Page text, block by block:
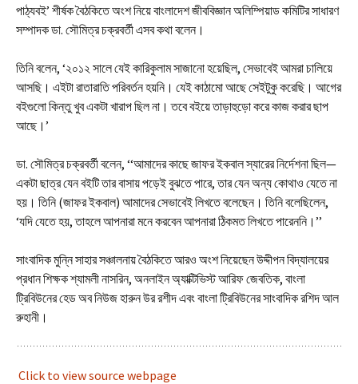
পাঠ্যবই’ শীর্ষক বৈঠকিতে অংশ নিয়ে বাংলাদেশ জীববিজ্ঞান অলিম্পিয়াড কমিটির সাধারণ
সম্পাদক ডা. সৌমিত্র চক্রবর্তী এসব কথা বলেন।
তিনি বলেন, ‘২০১২ সালে যেই কারিকুলাম সাজানো হয়েছিল, সেভাবেই আমরা চালিয়ে
আসছি। এইটা রাতারাতি পরিবর্তন হয়নি। যেই কাঠামো আছে সেইটুকু করেছি। আগের
বইগুলো কিন্তু খুব একটা খারাপ ছিল না। তবে বইয়ে তাড়াহুড়ো করে কাজ করার ছাপ
আছে।’
ডা. সৌমিত্র চক্রবর্তী বলেন, ‘‘আমাদের কাছে জাফর ইকবাল স্যারের নির্দেশনা ছিল—
একটা ছাত্র যেন বইটি তার বাসায় পড়েই বুঝতে পারে, তার যেন অন্য কোথাও যেতে না
হয়। তিনি (জাফর ইকবাল) আমাদের সেভাবেই লিখতে বলেছেন। তিনি বলেছিলেন,
‘যদি যেতে হয়, তাহলে আপনারা মনে করবেন আপনারা ঠিকমত লিখতে পারেননি।’’
সাংবাদিক মুন্নি সাহার সঞ্চালনায় বৈঠকিতে আরও অংশ নিয়েছেন উদ্দীপন বিদ্যালয়ের
প্রধান শিক্ষক শ্যামলী নাসরিন, অনলাইন অ্যাক্টিভিস্ট আরিফ জেবতিক, বাংলা
ট্রিবিউনের হেড অব নিউজ হারুন উর রশীদ এবং বাংলা ট্রিবিউনের সাংবাদিক রশিদ আল
রুহানী।
Click to view source webpage